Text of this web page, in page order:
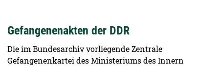
Gefangenenakten der DDR
Die im Bundesarchiv vorliegende Zentrale
Gefangenenkartei des Ministeriums des Innern